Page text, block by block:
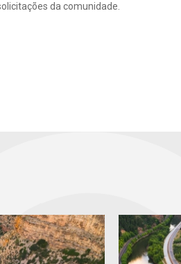
da comunidade.